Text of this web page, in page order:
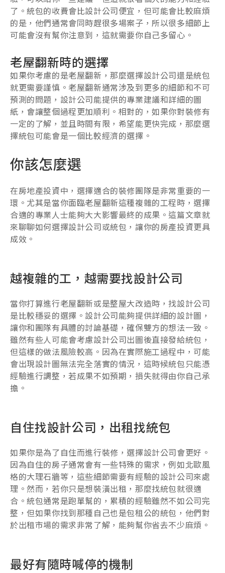
了。統包的收費會比設計公司便宜，但可能會比較麻煩
的是，他們通常會同時趕很多場案子，所以很多細節上
可能會沒有幫你注意到，這就需要你自己多留心。
老屋翻新時的選擇
如果你考慮的是老屋翻新，那麼選擇設計公司還是統包
就更需要謹慎。老屋翻新通常涉及到更多的細節和不可
預測的問題，設計公司能提供的專業建議和詳細的圖
紙，會讓整個過程更加順利。相對的，如果你對裝修有
一定的了解，並且時間有限，希望能更快完成，那麼選
擇統包可能會是一個比較經濟的選擇。
你該怎麼選
在房地產投資中，選擇適合的裝修團隊是非常重要的一
環。尤其是當你面臨老屋翻新這種複雜的工程時，選擇
合適的專業人士能夠大大影響最終的成果。這篇文章就
來聊聊如何選擇設計公司或統包，讓你的房產投資更具
成效。
越複雜的工，越需要找設計公司
當你打算進行老屋翻新或是整屋大改造時，找設計公司
是比較穩妥的選擇。設計公司能夠提供詳細的設計圖，
讓你和團隊有具體的討論基礎，確保雙方的想法一致。
雖然有些人可能會考慮設計公司出圖後直接發給統包，
但這樣的做法風險較高。因為在實際施工過程中，可能
會出現設計圖無法完全落實的情況，這時候統包只能憑
經驗進行調整，若成果不如預期，損失就得由你自己承
擔。
自住找設計公司，出租找統包
如果你是為了自住而進行裝修，選擇設計公司會更好。
因為自住的房子通常會有一些特殊的需求，例如北歐風
格的大理石牆等，這些細節需要有經驗的設計公司來處
理。然而，若你只是想裝潢出租，那麼找統包就很適
合。統包通常是跑單幫的，累積的經驗雖然不如公司完
整，但如果你找到那種自己也是包租公的統包，他們對
於出租市場的需求非常了解，能夠幫你省去不少麻煩。
最好有隨時喊停的機制